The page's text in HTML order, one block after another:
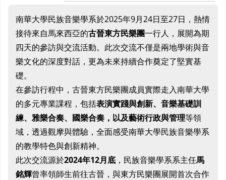
南華大學民族音樂學系於2025年9月24日至27日，熱情
接待來自馬來西亞的古晉東方民樂團一行人，展開為期
四天的參訪與交流活動。此次交流不僅是兩地學術與音
樂文化的深度對話，更為未來持續合作奠定了堅實基
礎。
在參訪行程中，古晉東方民樂團成員實際走入南華大學
的多元專業課程，包括表演實踐與創新、音樂基礎訓
練、雅樂合奏、國樂合奏，以及藝術行政與管理等領
域，透過觀摩與體驗，全面感受南華大學民族音樂學系
的教學特色與創新精神。
此次交流源於2024年12月底 ，民族音樂學系系主任馬
銘輝曾率領師生前往古晉，與東方民樂團展開首次合作